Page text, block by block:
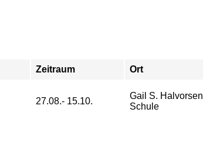
Zeitraum Ort
27.08.- 15.10.
Gail S. Halvorsen
Schule